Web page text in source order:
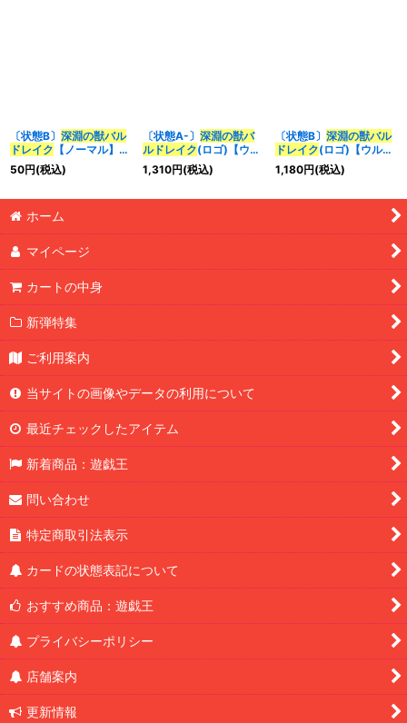
〔状態B〕 深淵の獣バル
ドレイク 【ノーマル】
{PHHY-JP004}《モン
スター》
50円(税込)
〔状態A-〕 深淵の獣バ
ルドレイク(ロゴ)【ウル
トラ】{CF01-JP142}
《モンスター》
1,310円(税込)
〔状態B〕 深淵の獣バル
ドレイク(ロゴ)【ウルト
ラ】{CF01-JP142}《モ
ンスター》
1,180円(税込)
ホーム
マイページ
カートの中身
新弾特集
ご利用案内
当サイトの画像やデータの利用について
最近チェックしたアイテム
新着商品：遊戯王
問い合わせ
特定商取引法表示
カードの状態表記について
おすすめ商品：遊戯王
プライバシーポリシー
店舗案内
更新情報